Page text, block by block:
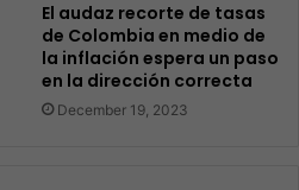
El audaz recorte de tasas
de Colombia en medio de
la inflación espera un paso
en la dirección correcta
December 19, 2023